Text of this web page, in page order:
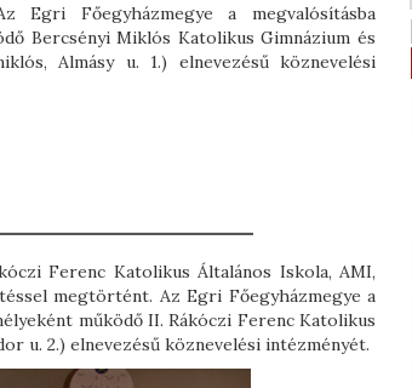
Egri Főegyházmegye a megvalósításba
Bercsényi Miklós Katolikus Gimnázium és
Almásy u. 1.) elnevezésű köznevelési
Ferenc Katolikus Általános Iskola, AMI,
megtörtént. Az Egri Főegyházmegye a
működő II. Rákóczi Ferenc Katolikus
u. 2.) elnevezésű köznevelési intézményét.